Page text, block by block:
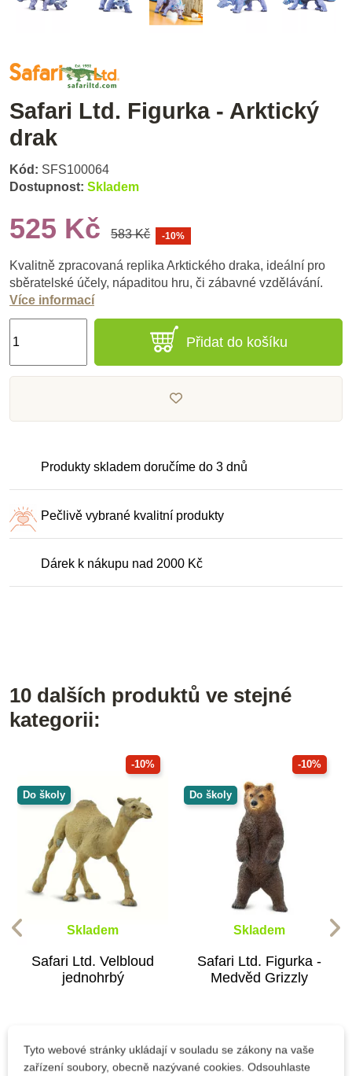
Safari Ltd. Figurka - Arktický
drak
Kód: SFS100064
Dostupnost: Skladem
525 Kč 583 Kč -10%
Kvalitně zpracovaná replika Arktického draka, ideální pro
sběratelské účely, nápaditou hru, či zábavné vzdělávání.
Více informací
Přidat do košíku
Produkty skladem doručíme do 3 dnů
Pečlivě vybrané kvalitní produkty
Dárek k nákupu nad 2000 Kč
10 dalších produktů ve stejné
kategorii:
-10%
Do školy
Skladem
Safari Ltd. Velbloud
jednohrbý
-10%
Do školy
Skladem
Safari Ltd. Figurka -
Medvěd Grizzly
Tyto webové stránky ukládají v souladu se zákony na vaše
zařízení soubory, obecně nazývané cookies. Odsouhlaste